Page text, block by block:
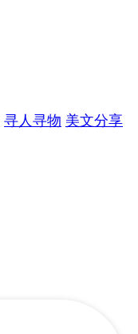
寻人寻物 美文分享